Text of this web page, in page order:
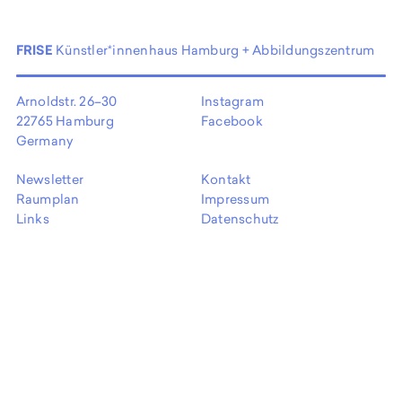
FRISE Künstler*innenhaus Hamburg + Abbildungszentrum
Arnoldstr. 26–30
22765 Hamburg
Germany
Instagram
Facebook
Newsletter
Raumplan
Links
Kontakt
Impressum
Datenschutz